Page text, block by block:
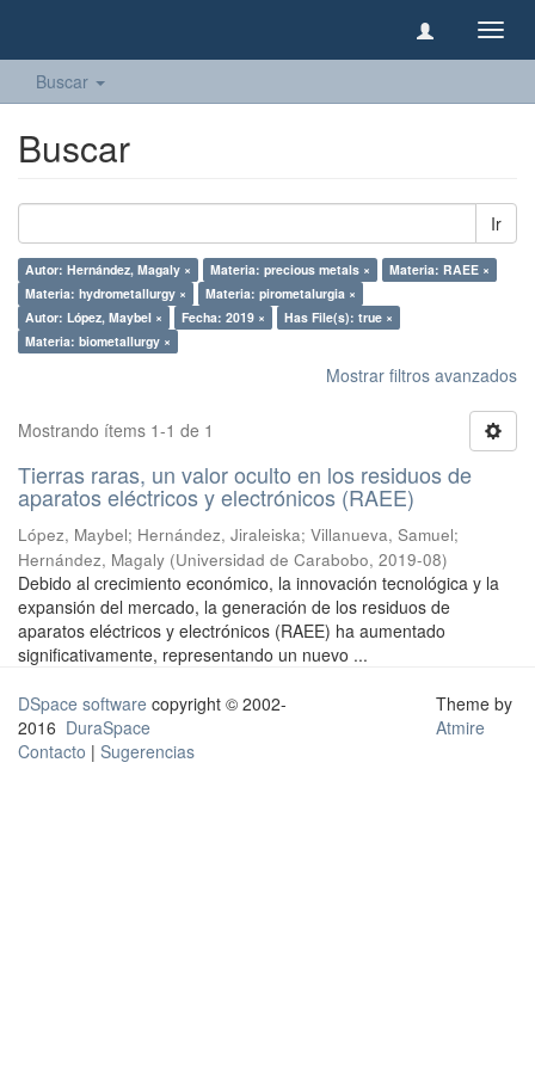
Buscar
Buscar
Ir
Autor: Hernández, Magaly × Materia: precious metals ×
Materia: RAEE ×
Materia: hydrometallurgy ×
Materia: pirometalurgia ×
Autor: López, Maybel ×
Fecha: 2019 ×
Has File(s): true ×
Materia: biometallurgy ×
Mostrar filtros avanzados
Mostrando ítems 1-1 de 1
Tierras raras, un valor oculto en los residuos de
aparatos eléctricos y electrónicos (RAEE)
López, Maybel; Hernández, Jiraleiska; Villanueva, Samuel;
Hernández, Magaly (Universidad de Carabobo, 2019-08)
Debido al crecimiento económico, la innovación tecnológica y la
expansión del mercado, la generación de los residuos de
aparatos eléctricos y electrónicos (RAEE) ha aumentado
significativamente, representando un nuevo ...
DSpace software copyright © 2002-
2016 DuraSpace
Contacto | Sugerencias
Theme by
Atmire